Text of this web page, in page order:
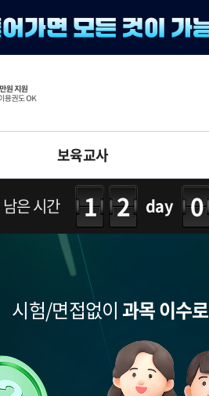
보육교사
은 시간 12day
시험/면접없이 과목 이수